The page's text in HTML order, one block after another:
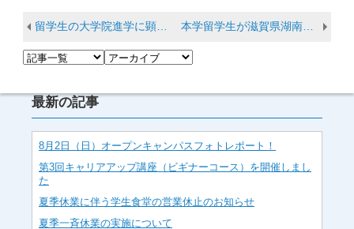
留学生の大学院進学に顕著な成果が現れています 本学留学生が滋賀県湖南省友好提携40周年記念ペーロン大会に参加しました
最新の記事
8月2日（日）オープンキャンパスフォトレポート！
第3回キャリアアップ講座（ビギナーコース）を開催しまし
た
夏季休業に伴う学生食堂の営業休止のお知らせ
夏季一斉休業の実施について